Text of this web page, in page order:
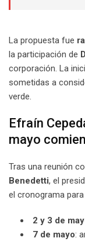
La propuesta fue
la participación de
corporación. La
sometidas a
verde.
Efraín
mayo
Tras una reunión
Benedetti, el
el cronograma
2 y 3 de
7 de mayo: